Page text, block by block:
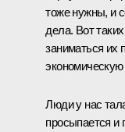
тоже нужны, и
дела. Вот
заниматься их
Люди у нас
просыпается и